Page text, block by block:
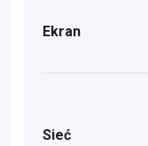
Ekran
Sieć